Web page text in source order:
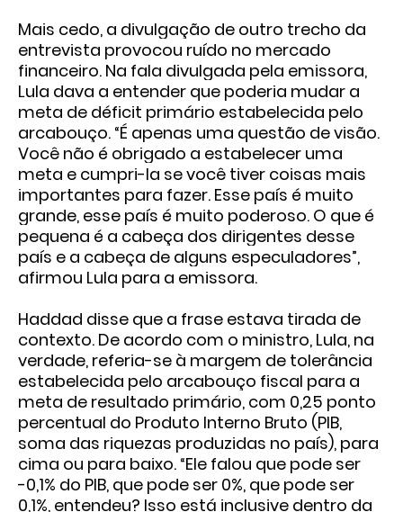
Mais cedo, a divulgação de outro trecho da
entrevista provocou ruído no mercado
financeiro. Na fala divulgada pela emissora,
Lula dava a entender que poderia mudar a
meta de déficit primário estabelecida pelo
arcabouço. “É apenas uma questão de visão.
Você não é obrigado a estabelecer uma
meta e cumpri-la se você tiver coisas mais
importantes para fazer. Esse país é muito
grande, esse país é muito poderoso. O que é
pequena é a cabeça dos dirigentes desse
país e a cabeça de alguns especuladores”,
afirmou Lula para a emissora.
Haddad disse que a frase estava tirada de
contexto. De acordo com o ministro, Lula, na
verdade, referia-se à margem de tolerância
estabelecida pelo arcabouço fiscal para a
meta de resultado primário, com 0,25 ponto
percentual do Produto Interno Bruto (PIB,
soma das riquezas produzidas no país), para
cima ou para baixo. “Ele falou que pode ser
-0,1% do PIB, que pode ser 0%, que pode ser
0,1%, entendeu? Isso está inclusive dentro da